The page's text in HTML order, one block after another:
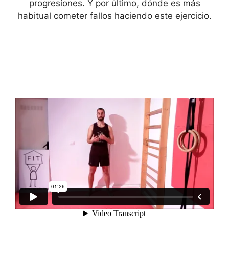
progresiones. Y por último, dónde es más
habitual cometer fallos haciendo este ejercicio.